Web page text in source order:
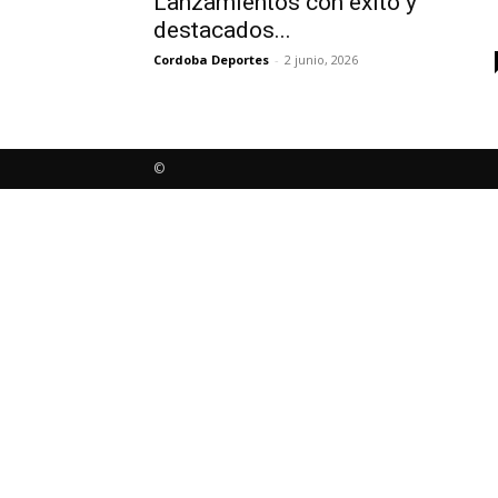
destacados...
Cordoba Deportes - 2 junio, 2026
©